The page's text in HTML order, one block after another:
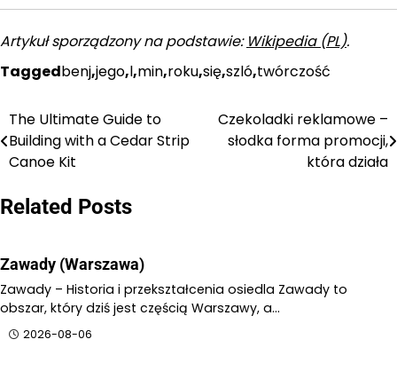
Artykuł sporządzony na podstawie: Wikipedia (PL).
Taggedbenj,jego,l,min,roku,się,szló,twórczość
Nawigacja
wpisu
The Ultimate Guide to
Building with a Cedar Strip
Canoe Kit
Czekoladki reklamowe –
słodka forma promocji,
która działa
Related Posts
Zawady (Warszawa)
Zawady – Historia i przekształcenia osiedla Zawady to
obszar, który dziś jest częścią Warszawy, a…
2026-08-06